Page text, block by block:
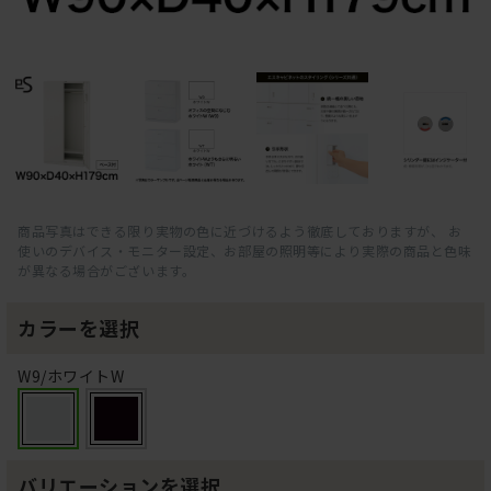
商品写真はできる限り実物の色に近づけるよう徹底しておりますが、 お
使いのデバイス・モニター設定、お部屋の照明等により実際の商品と色味
が異なる場合がございます。
カラーを選択
W9/ホワイトW